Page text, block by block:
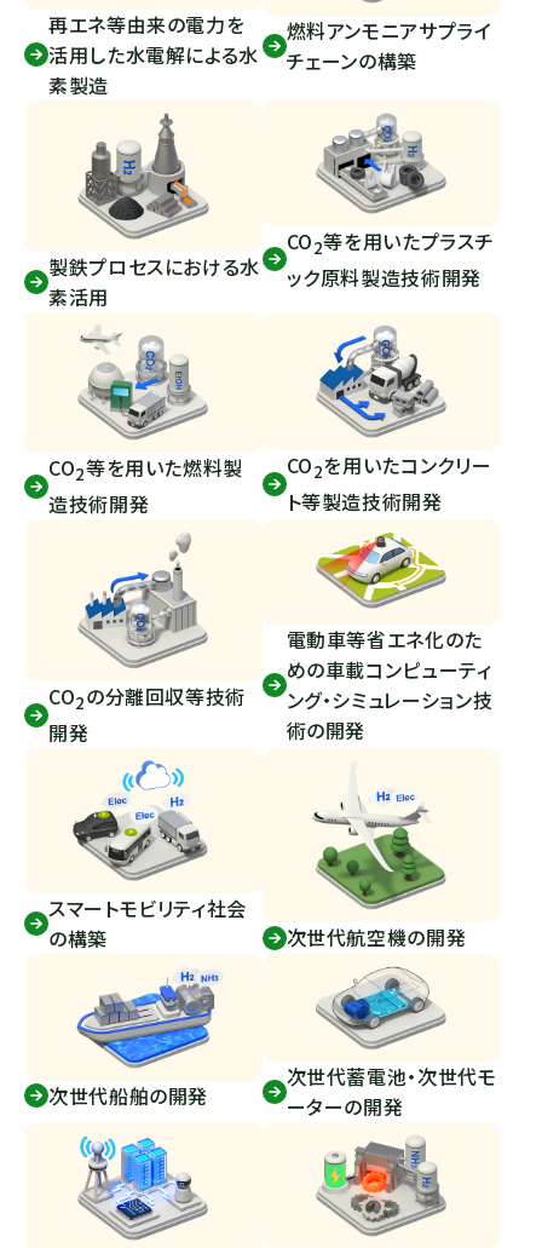
再エネ等由来の電力を
活用した水電解による水
素製造
燃料アンモニアサプライ
チェーンの構築
製鉄プロセスにおける水
素活用
CO2等を用いたプラスチ
ック原料製造技術開発
CO2等を用いた燃料製
造技術開発
CO2を用いたコンクリー
ト等製造技術開発
CO2の分離回収等技術
開発
電動車等省エネ化のた
めの車載コンピューティ
ング・シミュレーション技
術の開発
スマートモビリティ社会
の構築
次世代航空機の開発
次世代船舶の開発
次世代蓄電池・次世代モ
ーターの開発